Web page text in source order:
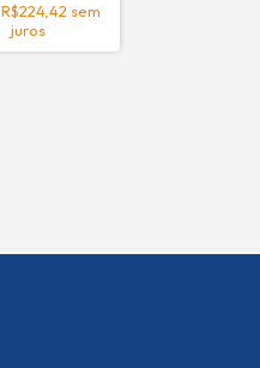
R$224,42 sem
juros